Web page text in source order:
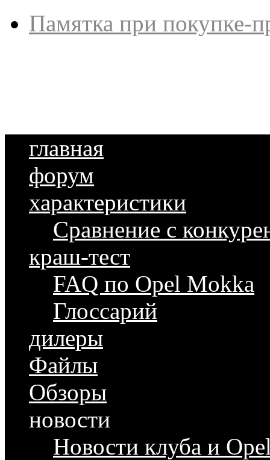
Памятка при покупке-
главная
форум
характеристики
Сравнение с
краш-тест
FAQ по Opel Mokka
Глоссарий
дилеры
Файлы
Обзоры
новости
Новости клуба и